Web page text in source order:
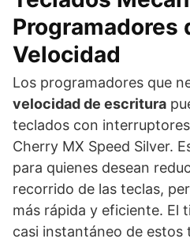
Programadores
Velocidad
Los programadores que
velocidad de escritura
teclados con
Cherry MX Speed Silver.
para quienes desean
recorrido de las teclas,
más rápida y eficiente. El
casi instantáneo de estos